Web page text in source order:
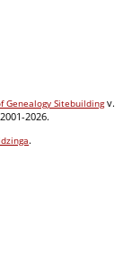
Genealogy Sitebuildingv.
2026.
.